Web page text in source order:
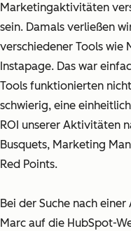
Marketingaktivitäten
sein. Damals verließen
verschiedener Tools wie
Instapage. Das war
Tools funktionierten
schwierig, eine
ROI unserer Aktivitäten
Busquets, Marketing
Red Points.
Bei der Suche nach
Marc auf die HubSpot-